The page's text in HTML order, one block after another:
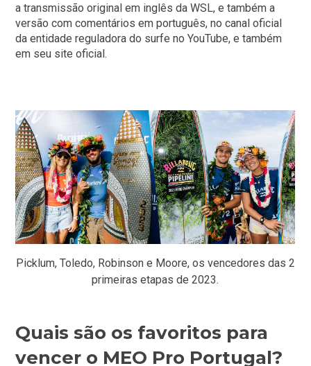
a transmissão original em inglês da WSL, e também a
versão com comentários em português, no canal oficial
da entidade reguladora do surfe no YouTube, e também
em seu site oficial.
Picklum, Toledo, Robinson e Moore, os vencedores das 2
primeiras etapas de 2023.
Quais são os favoritos para
vencer o MEO Pro Portugal?